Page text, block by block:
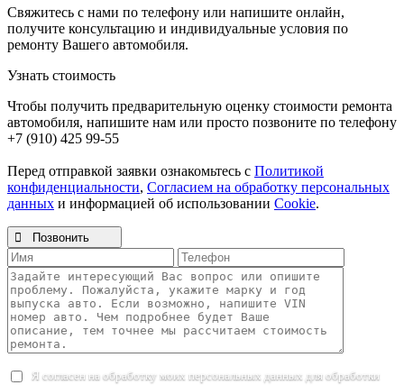
Свяжитесь с нами по телефону или напишите онлайн,
получите консультацию и индивидуальные условия по
ремонту Вашего автомобиля.
Узнать стоимость
Чтобы получить предварительную оценку стоимости ремонта
автомобиля, напишите нам или просто позвоните по телефону
+7 (910) 425 99-55
Перед отправкой заявки ознакомьтесь с Политикой
конфиденциальности, Согласием на обработку персональных
данных и информацией об использовании Cookie.
 Позвонить
Я согласен на обработку моих персональных данных для обработки